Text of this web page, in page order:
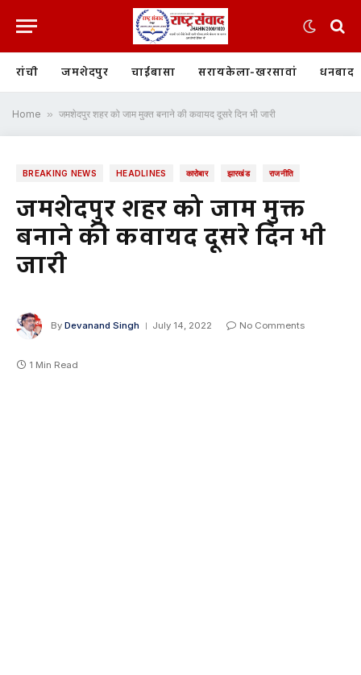
रांची जमशेदपुर चाईबासा सरायकेला-खरसावां धनबाद
Home » जमशेदपुर शहर को जाम मुक्त बनाने की कवायद दूसरे दिन भी जारी
BREAKING NEWS HEADLINES कारोबार झारखंड राजनीति
जमशेदपुर शहर को जाम मुक्त
बनाने की कवायद दूसरे दिन भी
जारी
By Devanand Singh July 14, 2022 No Comments
1 Min Read